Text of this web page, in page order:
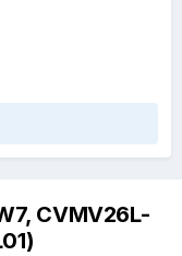
CVMV26L-